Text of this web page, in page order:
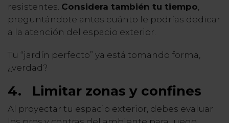
resistentes. Considera también tu tiempo,
preguntándote antes cuánto le podrías dedicar
a la atención del espacio exterior.
Tu “jardín perfecto” ya está tomando forma,
¿verdad?
4. Limitar zonas y confines
Al proyectar tu espacio exterior, debes evaluar